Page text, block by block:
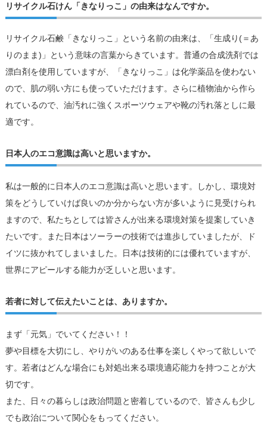
リサイクル石けん「きなりっこ」の由来はなんですか。
リサイクル石鹸「きなりっこ」という名前の由来は、「生成り(＝あ
りのまま)」という意味の言葉からきています。普通の合成洗剤では
漂白剤を使用していますが、「きなりっこ」は化学薬品を使わない
ので、肌の弱い方にも使っていただけます。さらに植物油から作ら
れているので、油汚れに強くスポーツウェアや靴の汚れ落としに最
適です。
日本人のエコ意識は高いと思いますか。
私は一般的に日本人のエコ意識は高いと思います。しかし、環境対
策をどうしていけば良いのか分からない方が多いように見受けられ
ますので、私たちとしては皆さんが出来る環境対策を提案していき
たいです。また日本はソーラーの技術では進歩していましたが、ド
イツに抜かれてしまいました。日本は技術的には優れていますが、
世界にアピールする能力が乏しいと思います。
若者に対して伝えたいことは、ありますか。
まず「元気」でいてください！！
夢や目標を大切にし、やりがいのある仕事を楽しくやって欲しいで
す。若者はどんな場合にも対処出来る環境適応能力を持つことが大
切です。
また、日々の暮らしは政治問題と密着しているので、皆さんも少し
でも政治について関心をもってください。